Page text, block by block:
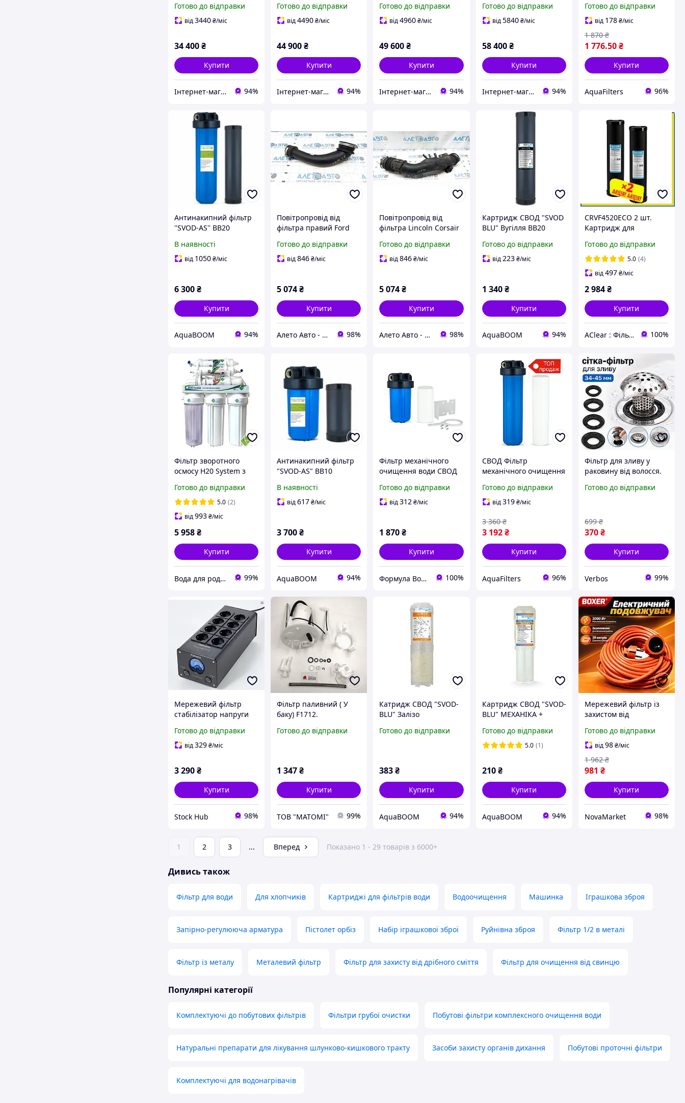
сірководню та заліза
Готово до відправки
від3440₴/міс
34 400₴
Купити
Інтернет-магазин «ПЕРША ВОДА» 94%
сірководню та заліза
Готово до відправки
від4490₴/міс
44 900₴
Купити
Інтернет-магазин «ПЕРША ВОДА» 94%
сірководню та заліза
Готово до відправки
від4960₴/міс
49 600₴
Купити
Інтернет-магазин «ПЕРША ВОДА» 94%
сірководню та заліза
Готово до відправки
від5840 ₴/міс
58 400 ₴
Купити
Інтернет-магазин «ПЕРША ВОДА» 94%
Готово до відправки
від 178₴/міс
1 776.50₴
1 870 ₴
Купити
AquaFilters 96%
Антинакипний фільтр
''SVOD-AS'' ВВ20
В наявності
від 1050₴/міс
6 300₴
Купити
AquaBOOM 94%
Повітропровід від
фільтра правий Ford
L1MZ9B659D
Готово до відправки
від846₴/міс
5 074₴
Купити
Алето Авто - запчастини на авто зі США 98%
Повітропровід від
фільтра Lincoln Corsair
Готово до відправки
від846₴/міс
5 074₴
Купити
Алето Авто - запчастини на авто зі США 98%
Картридж СВОД "SVOD
BLU" Вугілля ВВ20
Готово до відправки
від223 ₴/міс
1 340 ₴
Купити
AquaBOOM 94%
CRVF4520ECO 2 шт.
Картридж для
Ecosoft Ferromix 4,5
"х20"
Готово до відправки
5.0 (4)
від497₴/міс
2 984₴
Купити
AClear : Фільтри для води 100%
Фільтр зворотного
осмосу H20 System з
(Осмос 6 ст для
очищення питної води)
6
Готово до відправки
5.0 (2)
від993₴/міс
5 958₴
Купити
Вода для родини 99%
Антинакипний фільтр
"SVOD-AS" ВВ10
В наявності
від617₴/міс
3 700₴
Купити
AquaBOOM 94%
Фільтр механічного
очищення води СВОД
Готово до відправки
від312₴/міс
1 870₴
Купити
Формула Води 100%
СВОД Фільтр
механічного очищення
Готово до відправки
від319 ₴/міс
3 192 ₴
3 360 ₴
Купити
AquaFilters 96%
Фільтр для зливу у
раковину від волосся.
раковину. Зливна
раковини від волосся
Готово до відправки
370₴
699 ₴
Купити
Verbos 99%
Мережевий фільтр
стабілізатор напруги
EU 3000 Вт 15 А
Подовжувач на 8
перенапруги
Готово до відправки
від329₴/міс
3 290₴
Купити
Stock Hub 98%
Фільтр паливний ( У
баку) F1712.
1770A046, 1770A260.
II, III 2.0 4WD, 2.4,
Готово до відправки
1 347₴
Купити
ТОВ "МАТОМІ" 99%
Катридж СВОД "SVOD-
BLU" Залізо
Готово до відправки
383₴
Купити
AquaBOOM 94%
Картридж СВОД "SVOD-
BLU" МЕХАНІКА +
Готово до відправки
5.0 (1)
210 ₴
Купити
AquaBOOM 94%
Мережевий фільтр із
захистом від
3000 Вт 20 м 3×2,5 мм2
Мережеві фільтри та
подовжувачі
Подовжувач-переноска
Готово до відправки
від98₴/міс
981 ₴
1 962 ₴
Купити
NovaMarket 98%
1 2 3 ... Вперед Показано 1 - 29 товарів з 6000+
Дивись також
Фільтр для води Для хлопчиків Картриджі для фільтрів води Водоочищення Машинка Іграшкова зброя
Запірно-регулююча арматура Пістолет орбіз Набір іграшкової зброї Руйнівна зброя Фільтр 1/2 в металі
Фільтр із металу Металевий фільтр Фільтр для захисту від дрібного сміття Фільтр для очищення від свинцю
Популярні категорії
Комплектуючі до побутових фільтрів Фільтри грубої очистки Побутові фільтри комплексного очищення води
Натуральні препарати для лікування шлунково-кишкового тракту Засоби захисту органів дихання Побутові проточні фільтри
Комплектуючі для водонагрівачів